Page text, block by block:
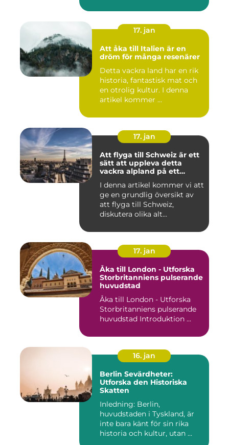
17. jan
Att åka till Italien är en
dröm för många resenärer
Detta vackra land har en rik
historia, fantastisk mat och
en otrolig kultur. I denna
artikel kommer ...
17. jan
Att flyga till Schweiz är ett
sätt att uppleva detta
vackra alpland på ett
I denna artikel kommer vi att
ge en grundlig översikt av
att flyga till Schweiz,
diskutera olika alt...
17. jan
Åka till London - Utforska
Storbritanniens pulserande
huvudstad
Åka till London - Utforska
Storbritanniens pulserande
huvudstad Introduktion ...
16. jan
Berlin Sevärdheter:
Utforska den Historiska
Skatten
Inledning: Berlin,
huvudstaden i Tyskland, är
inte bara känt för sin rika
historia och kultur, utan ...